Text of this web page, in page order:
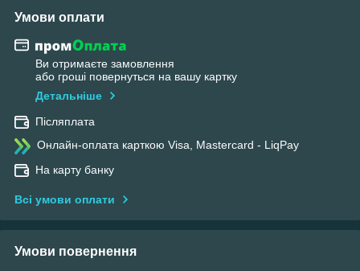
Умови оплати
Ви отримаєте замовлення
або гроші повернуться на вашу картку
Детальніше
Післяплата
Онлайн-оплата карткою Visa, Mastercard - LiqPay
На карту банку
Всі умови оплати
Умови повернення